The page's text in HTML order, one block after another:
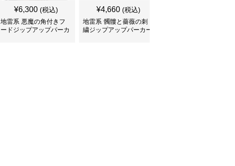
¥6,300 (税込)
地雷系 悪魔の角付きフ
ードジップアップパーカ
¥4,660 (税込)
地雷系 髑髏と薔薇の刺
繍ジップアップパーカー